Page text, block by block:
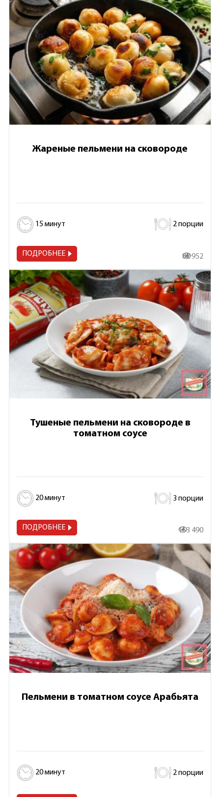
Жареные пельмени на сковороде
15 минут 2 порции
ПОДРОБНЕЕ 82 952
Тушеные пельмени на сковороде в
томатном соусе
20 минут 3 порции
ПОДРОБНЕЕ 153 490
Пельмени в томатном соусе Арабьята
20 минут 2 порции